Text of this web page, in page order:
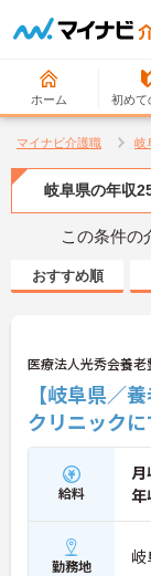
ホーム 初めて
マイナビ介護職 岐
岐阜県の年収
この条件の
おすすめ順
医療法人光秀会養
【岐阜県／
クリニック
給料
月
年
勤務地